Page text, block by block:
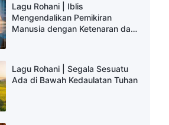
Lagu Rohani | Iblis
Mengendalikan Pemikiran
Manusia dengan Ketenaran dan
Lagu Rohani | Segala Sesuatu
Ada di Bawah Kedaulatan Tuhan